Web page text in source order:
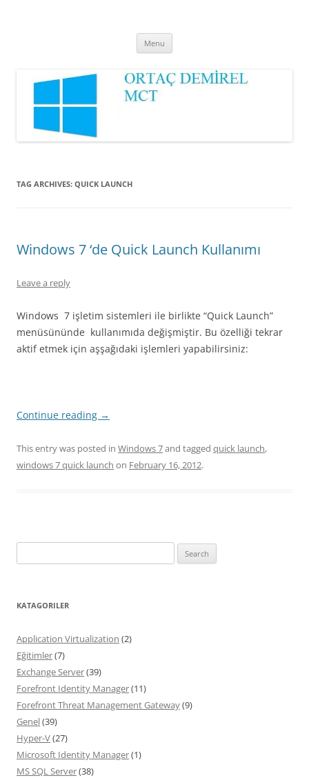
Menu
TAG ARCHIVES: QUICK LAUNCH
Windows 7 ‘de Quick Launch Kullanımı
Leave a reply
Windows 7 işletim sistemleri ile birlikte “Quick Launch”
menüsününde kullanımıda değişmiştir. Bu özelliği tekrar
aktif etmek için aşşağıdaki işlemleri yapabilirsiniz:
Continue reading →
This entry was posted in Windows 7and tagged quick launch,
windows 7 quick launch on February 16, 2012.
for:
KATAGORILER
Application Virtualization (2)
Eğitimler(7)
Exchange Server(39)
Forefront Identity Manager(11)
Forefront Threat Management Gateway(9)
Genel(39)
Hyper-V(27)
Microsoft Identity Manager(1)
MS SQL Server(38)